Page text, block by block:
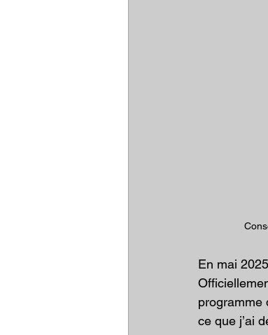
En mai
programme
ce que j’ai